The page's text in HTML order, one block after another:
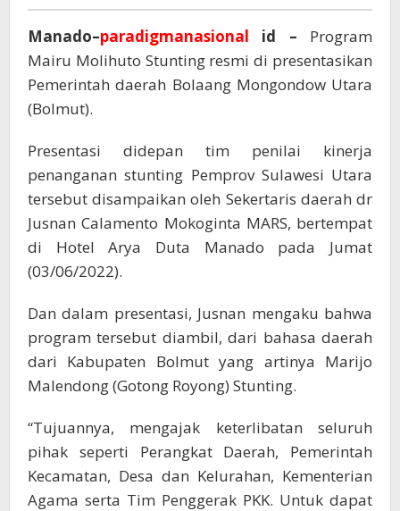
Manado–paradigmanasional id – Program
Mairu Molihuto Stunting resmi di presentasikan
Pemerintah daerah Bolaang Mongondow Utara
(Bolmut).
Presentasi didepan tim penilai kinerja
penanganan stunting Pemprov Sulawesi Utara
tersebut disampaikan oleh Sekertaris daerah dr
Jusnan Calamento Mokoginta MARS, bertempat
di Hotel Arya Duta Manado pada Jumat
(03/06/2022).
Dan dalam presentasi, Jusnan mengaku bahwa
program tersebut diambil, dari bahasa daerah
dari Kabupaten Bolmut yang artinya Marijo
Malendong (Gotong Royong) Stunting.
“Tujuannya, mengajak keterlibatan seluruh
pihak seperti Perangkat Daerah, Pemerintah
Kecamatan, Desa dan Kelurahan, Kementerian
Agama serta Tim Penggerak PKK. Untuk dapat